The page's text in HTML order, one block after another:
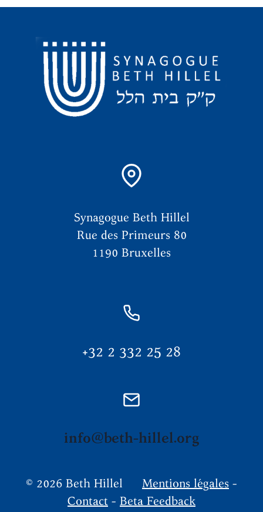
Synagogue Beth Hillel
Rue des Primeurs 80
1190 Bruxelles
+32 2 332 25 28
info@beth-hillel.org
© 2026 Beth Hillel Mentions légales -
Contact - Beta Feedback